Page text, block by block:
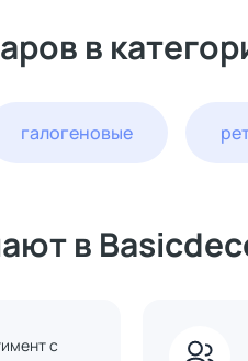
в
галогеновые
в
с